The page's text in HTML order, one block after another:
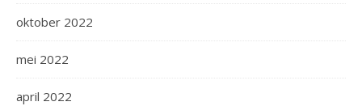
oktober 2022
mei 2022
april 2022